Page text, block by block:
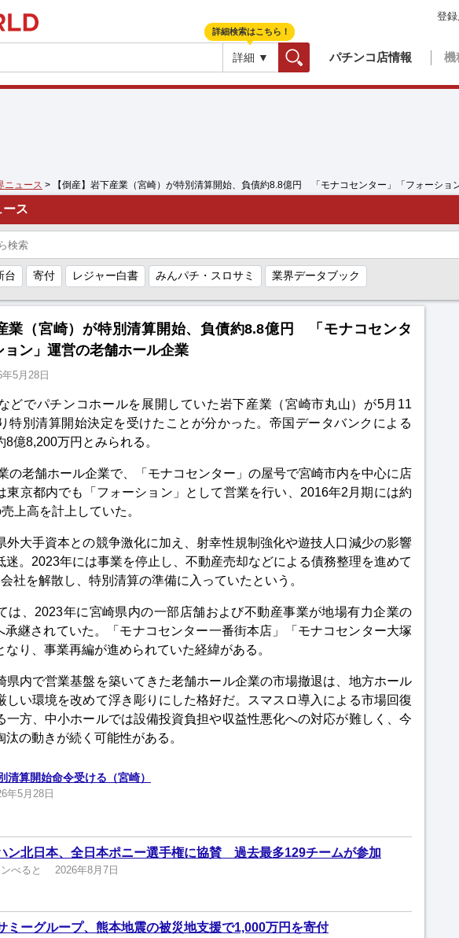
詳細 ▼ パチンコ店情報 機
登
詳細検索はこちら！
ニュース > 【倒産】岩下産業（宮崎）が特別清算開始、負債約8.8億円 「モナコセンター」「フォーショ
ース
台 寄付 レジャー白書 みんパチ・スロサミ 業界データブック
業（宮崎）が特別清算開始、負債約8.8億円 「モナコセンタ
ョン」運営の老舗ホール企業
5月28日
どでパチンコホールを展開していた岩下産業（宮崎市丸山）が5月11
特別清算開始決定を受けたことが分かった。帝国データバンクによる
8億8,200万円とみられる。
の老舗ホール企業で、「モナコセンター」の屋号で宮崎市内を中心に店
東京都内でも「フォーション」として営業を行い、2016年2月期には約
上高を計上していた。
外大手資本との競争激化に加え、射幸性規制強化や遊技人口減少の影響
迷。2023年には事業を停止し、不動産売却などによる債務整理を進めて
社を解散し、特別清算の準備に入っていたという。
は、2023年に宮崎県内の一部店舗および不動産事業が地場有力企業の
承継されていた。「モナコセンター一番街本店」「モナコセンター大塚
なり、事業再編が進められていた経緯がある。
県内で営業基盤を築いてきた老舗ホール企業の市場撤退は、地方ホール
しい環境を改めて浮き彫りにした格好だ。スマスロ導入による市場回復
一方、中小ホールでは設備投資負担や収益性悪化への対応が難しく、今
の動きが続く可能性がある。
清算開始命令受ける（宮崎）
年5月28日
ン北日本、全日本ポニー選手権に協賛 過去最多129チームが参加
べると 2026年8月7日
ミーグループ、熊本地震の被災地支援で1,000万円を寄付